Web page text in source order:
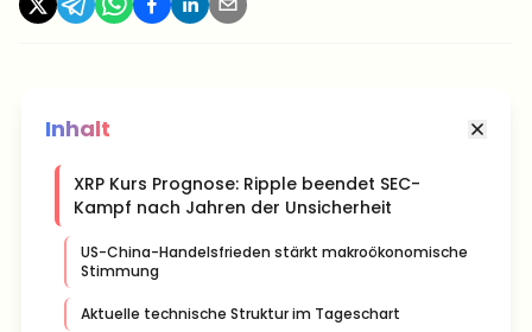
Inhalt
XRP Kurs Prognose: Ripple beendet SEC-
Kampf nach Jahren der Unsicherheit
US-China-Handelsfrieden stärkt makroökonomische
Stimmung
Aktuelle technische Struktur im Tageschart